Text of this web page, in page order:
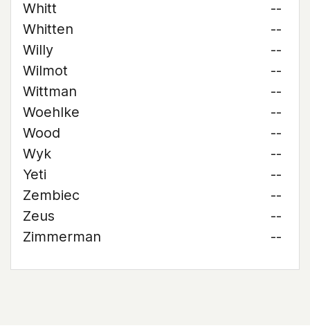
Whitt
--
Whitten
--
Willy
--
Wilmot
--
Wittman
--
Woehlke
--
Wood
--
Wyk
--
Yeti
--
Zembiec
--
Zeus
--
Zimmerman
--